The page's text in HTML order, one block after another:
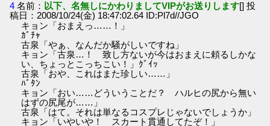
4 名前： 以下、名無しにかわりましてVIPがお送りします[] 投
稿日：2008/10/24(金) 18:47:02.64 ID:Pl7d//JGO
キョン「おまえっ……！」
ｶﾞﾁｬ
古泉「やぁ、なんだか騒がしいですね」
キョン「古泉…！ 致し方ないが今はおまえに頼るしかな
い、ちょっとこっちこい！」ｸﾞｲｯ
古泉「おや、これはまた珍しい……」
ﾊﾞﾀﾝ
キョン「おい……どういうことだ？ ハルヒの尻から無い
はずの尻尾が……」
古泉「はて。それは単なるコスプレじゃないでしょうか」
キョン「いやいや！ スカート貫通してたぞ！」